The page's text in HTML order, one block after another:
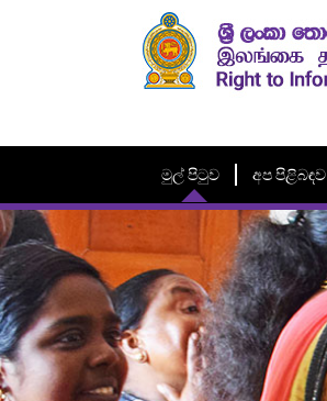
මුල් පිටුව අප පිළිබඳව